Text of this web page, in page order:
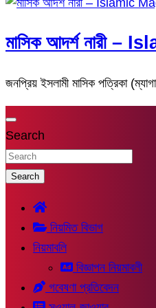
মাসিক আদর্শ নারী –
জনপ্রিয় ইসলামী মাসিক পত্রিকা
Search
Search
নিয়মিত বিভাগ
নিয়মাবলি
বিজ্ঞাপন নিয়মাবলী
গবেষণা প্রতিবেদন